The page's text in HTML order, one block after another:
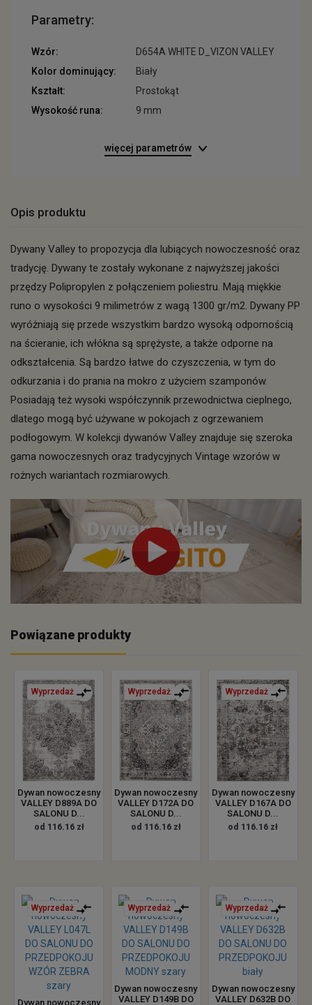
Parametry:
Wzór:
D654A WHITE D_VIZON VALLEY
Kolor dominujący:
Biały
Kształt:
Prostokąt
Wysokość runa:
9 mm
więcej parametrów
Opis produktu
Dywany Valley to propozycja dla lubiących nowoczesność oraz
tradycję. Dywany te zostały wykonane z najwyższej jakości
przędzy Polipropylen z połączeniem poliestru. Mają miękkie
runo o wysokości 9 milimetrów z wagą 1300 gr/m2. Dywany PP
wyróżniają się przede wszystkim bardzo wysoką odpornością
na ścieranie, ich włókna są sprężyste, a także odporne na
odkształcenia. Są bardzo łatwe do czyszczenia, w tym do
odkurzania i do prania na mokro z użyciem szamponów.
Posiadają też wysoki współczynnik przewodnictwa cieplnego,
dlatego mogą być używane w pokojach z ogrzewaniem
podłogowym. W kolekcji dywanów Valley znajduje się szeroka
gama nowoczesnych oraz tradycyjnych Vintage wzorów w
rożnych wariantach rozmiarowych.
Powiązane produkty
Wyprzedaż
Dywan nowoczesny
VALLEY D889A DO
SALONU D...
od 116.16 zł
Wyprzedaż
Dywan nowoczesny
VALLEY D172A DO
SALONU D...
od 116.16 zł
Wyprzedaż
Dywan nowoczesny
VALLEY D167A DO
SALONU D...
od 116.16 zł
Wyprzedaż
Dywan nowoczesny
Wyprzedaż
Dywan nowoczesny
VALLEY D149B DO
Wyprzedaż
Dywan nowoczesny
VALLEY D632B DO